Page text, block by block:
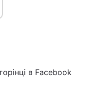
в Facebook